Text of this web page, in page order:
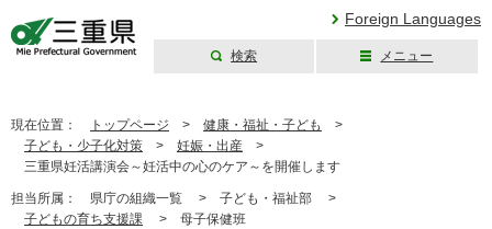
Foreign Languages
検索 メニュー
現在位置： トップページ > 健康・福祉・子ども
>
子ども・少子化対策 > 妊娠・出産 >
三重県妊活講演会～妊活中の心のケア～を開催します
担当所属： 県庁の組織一覧 > 子ども・福祉部 >
子どもの育ち支援課 > 母子保健班